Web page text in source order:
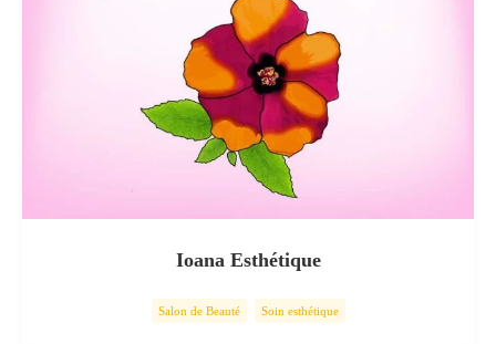
Ioana Esthétique
Salon de Beauté Soin esthétique